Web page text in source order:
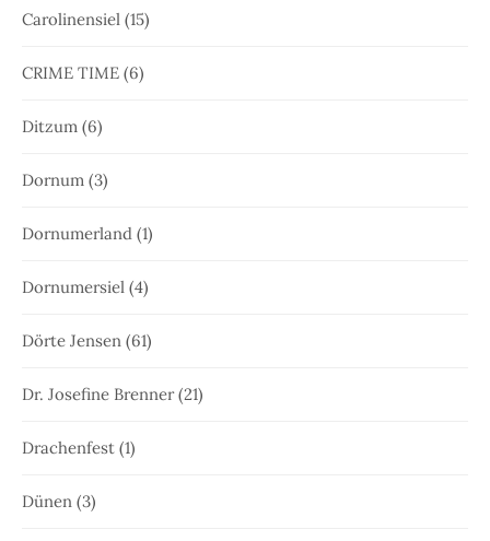
Carolinensiel (15)
CRIME TIME (6)
Ditzum (6)
Dornum (3)
Dornumerland (1)
Dornumersiel (4)
Dörte Jensen (61)
Dr. Josefine Brenner(21)
Drachenfest (1)
Dünen (3)